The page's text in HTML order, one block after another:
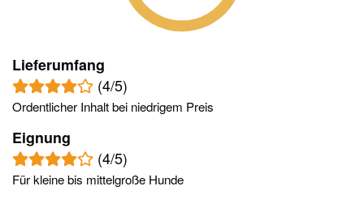
Lieferumfang
(4/5)
Ordentlicher Inhalt bei niedrigem Preis
Eignung
(4/5)
Für kleine bis mittelgroße Hunde